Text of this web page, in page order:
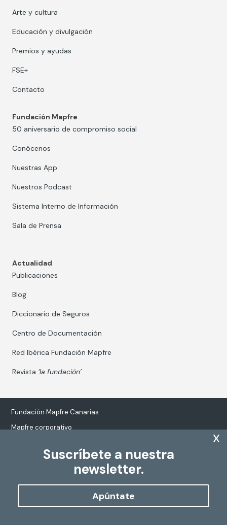
Suscríbete a nuestra
newsletter.
Apúntate
x
Arte y cultura
Educación y divulgación
Premios y ayudas
FSE+
Contacto
Fundación Mapfre
50 aniversario de compromiso social
Conócenos
Nuestras App
Nuestros Podcast
Sistema Interno de Información
Sala de Prensa
Actualidad
Publicaciones
Blog
Diccionario de Seguros
Centro de Documentación
Red Ibérica Fundación Mapfre
Revista ‘la fundación’
Fundación Mapfre Canarias
Mapfre corporativo
Tratamiento de datos personales
Política de Cookies